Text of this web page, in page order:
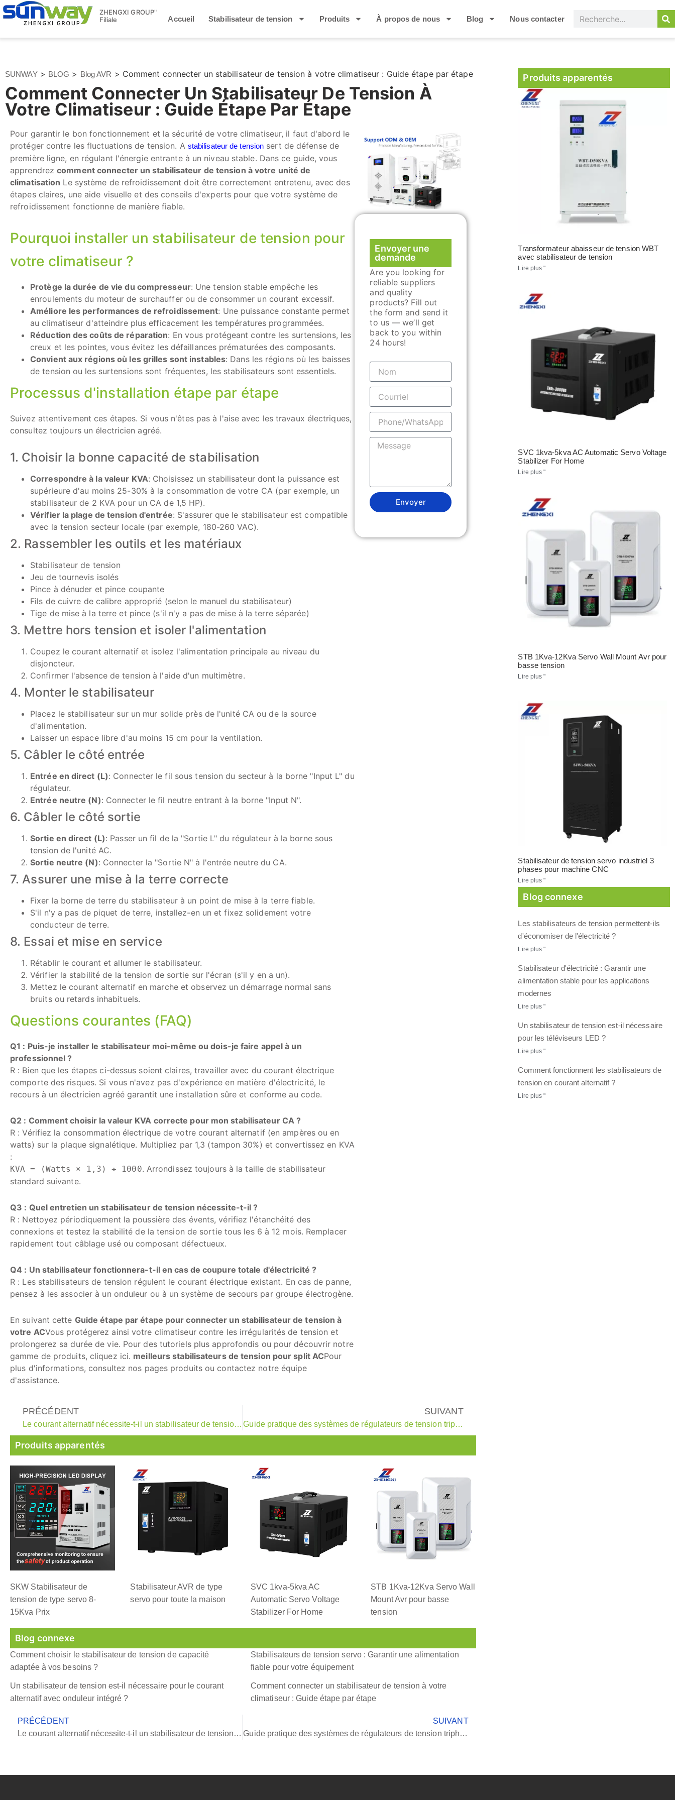
ZHENGXI GROUP"
Filiale
Accueil Stabilisateur de tension Produits À propos de nous Blog Nous contacter
SUNWAY> BLOG > Blog AVR > Comment connecter un stabilisateur de tension à votre climatiseur : Guide étape par étape
Comment Connecter Un Stabilisateur De Tension À
Votre Climatiseur : Guide Étape Par Étape
Pour garantir le bon fonctionnement et la sécurité de votre climatiseur, il faut d'abord le
protéger contre les fluctuations de tension. A stabilisateur de tension sert de défense de
première ligne, en régulant l'énergie entrante à un niveau stable. Dans ce guide, vous
apprendrezcomment connecter un stabilisateur de tension à votre unité de
climatisation Le système de refroidissement doit être correctement entretenu, avec des
étapes claires, une aide visuelle et des conseils d'experts pour que votre système de
refroidissement fonctionne de manière fiable.
Pourquoi installer un stabilisateur de tension pour
votre climatiseur ?
Protège la durée de vie du compresseur: Une tension stable empêche les
enroulements du moteur de surchauffer ou de consommer un courant excessif.
Améliore les performances de refroidissement: Une puissance constante permet
au climatiseur d'atteindre plus efficacement les températures programmées.
Réduction des coûts de réparation: En vous protégeant contre les surtensions, les
creux et les pointes, vous évitez les défaillances prématurées des composants.
Convient aux régions où les grilles sont instables: Dans les régions où les baisses
de tension ou les surtensions sont fréquentes, les stabilisateurs sont essentiels.
Processus d'installation étape par étape
Suivez attentivement ces étapes. Si vous n'êtes pas à l'aise avec les travaux électriques,
consultez toujours un électricien agréé.
1. Choisir la bonne capacité de stabilisation
Correspondre à la valeur KVA: Choisissez un stabilisateur dont la puissance est
supérieure d'au moins 25-30% à la consommation de votre CA (par exemple, un
stabilisateur de 2 KVA pour un CA de 1,5 HP).
Vérifier la plage de tension d'entrée: S'assurer que le stabilisateur est compatible
avec la tension secteur locale (par exemple, 180-260 VAC).
2. Rassembler les outils et les matériaux
Stabilisateur de tension
Jeu de tournevis isolés
Pince à dénuder et pince coupante
Fils de cuivre de calibre approprié (selon le manuel du stabilisateur)
Tige de mise à la terre et pince (s'il n'y a pas de mise à la terre séparée)
3. Mettre hors tension et isoler l'alimentation
Coupez le courant alternatif et isolez l'alimentation principale au niveau du
disjoncteur.
Confirmer l'absence de tension à l'aide d'un multimètre.
4. Monter le stabilisateur
Placez le stabilisateur sur un mur solide près de l'unité CA ou de la source
d'alimentation.
Laisser un espace libre d'au moins 15 cm pour la ventilation.
5. Câbler le côté entrée
Entrée en direct (L): Connecter le fil sous tension du secteur à la borne "Input L" du
régulateur.
Entrée neutre (N): Connecter le fil neutre entrant à la borne "Input N".
6. Câbler le côté sortie
Sortie en direct (L): Passer un fil de la "Sortie L" du régulateur à la borne sous
tension de l'unité AC.
Sortie neutre (N): Connecter la "Sortie N" à l'entrée neutre du CA.
7. Assurer une mise à la terre correcte
Fixer la borne de terre du stabilisateur à un point de mise à la terre fiable.
S'il n'y a pas de piquet de terre, installez-en un et fixez solidement votre
conducteur de terre.
8. Essai et mise en service
Rétablir le courant et allumer le stabilisateur.
Vérifier la stabilité de la tension de sortie sur l'écran (s'il y en a un).
Mettez le courant alternatif en marche et observez un démarrage normal sans
bruits ou retards inhabituels.
Questions courantes (FAQ)
Q1 : Puis-je installer le stabilisateur moi-même ou dois-je faire appel à un
professionnel ?
R : Bien que les étapes ci-dessus soient claires, travailler avec du courant électrique
comporte des risques. Si vous n'avez pas d'expérience en matière d'électricité, le
recours à un électricien agréé garantit une installation sûre et conforme au code.
Q2 : Comment choisir la valeur KVA correcte pour mon stabilisateur CA ?
R : Vérifiez la consommation électrique de votre courant alternatif (en ampères ou en
watts) sur la plaque signalétique. Multipliez par 1,3 (tampon 30%) et convertissez en KVA
:
KVA = (Watts × 1,3) ÷ 1000. Arrondissez toujours à la taille de stabilisateur
standard suivante.
Q3 : Quel entretien un stabilisateur de tension nécessite-t-il ?
R : Nettoyez périodiquement la poussière des évents, vérifiez l'étanchéité des
connexions et testez la stabilité de la tension de sortie tous les 6 à 12 mois. Remplacer
rapidement tout câblage usé ou composant défectueux.
Q4 : Un stabilisateur fonctionnera-t-il en cas de coupure totale d'électricité ?
R : Les stabilisateurs de tension régulent le courant électrique existant. En cas de panne,
pensez à les associer à un onduleur ou à un système de secours par groupe électrogène.
En suivant cette Guide étape par étape pour connecter un stabilisateur de tension à
votre ACVous protégerez ainsi votre climatiseur contre les irrégularités de tension et
prolongerez sa durée de vie. Pour des tutoriels plus approfondis ou pour découvrir notre
gamme de produits, cliquez ici. meilleurs stabilisateurs de tension pour split ACPour
plus d'informations, consultez nos pages produits ou contactez notre équipe
d'assistance.
Envoyer une
demande
Are you looking for
reliable suppliers
and quality
products? Fill out
the form and send it
to us — we’ll get
back to you within
24 hours!
Envoyer
PRÉCÉDENT
Le courant alternatif nécessite-t-il un stabilisateur de tension ? Un guide complet
SUIVANT
Guide pratique des systèmes de régulateurs de tension triphasés en courant alternatif
Produits apparentés
SKW Stabilisateur de
tension de type servo 8-
15Kva Prix
Stabilisateur AVR de type
servo pour toute la maison
SVC 1kva-5kva AC
Automatic Servo Voltage
Stabilizer For Home
STB 1Kva-12Kva Servo Wall
Mount Avr pour basse
tension
Blog connexe
Comment choisir le stabilisateur de tension de capacité
adaptée à vos besoins ?
Stabilisateurs de tension servo : Garantir une alimentation
fiable pour votre équipement
Un stabilisateur de tension est-il nécessaire pour le courant
alternatif avec onduleur intégré ?
Comment connecter un stabilisateur de tension à votre
climatiseur : Guide étape par étape
PRÉCÉDENT
Le courant alternatif nécessite-t-il un stabilisateur de tension ? Un guide complet
SUIVANT
Guide pratique des systèmes de régulateurs de tension triphasés en courant alternatif
Produits apparentés
Transformateur abaisseur de tension WBT
avec stabilisateur de tension
Lire plus "
SVC 1kva-5kva AC Automatic Servo Voltage
Stabilizer For Home
Lire plus "
STB 1Kva-12Kva Servo Wall Mount Avr pour
basse tension
Lire plus "
Stabilisateur de tension servo industriel 3
phases pour machine CNC
Lire plus "
Blog connexe
Les stabilisateurs de tension permettent-ils
d'économiser de l'électricité ?
Lire plus "
Stabilisateur d'électricité : Garantir une
alimentation stable pour les applications
modernes
Lire plus "
Un stabilisateur de tension est-il nécessaire
pour les téléviseurs LED ?
Lire plus "
Comment fonctionnent les stabilisateurs de
tension en courant alternatif ?
Lire plus "